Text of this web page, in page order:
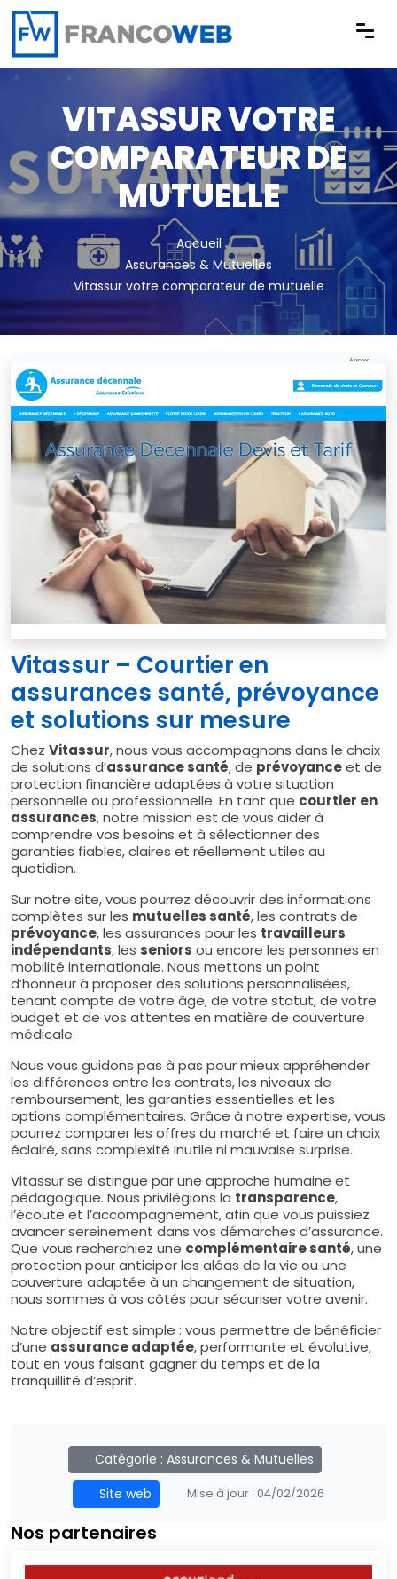
Panneau de gestion des cookies
VITASSUR VOTRE
COMPARATEUR DE
MUTUELLE
Accueil
Assurances & Mutuelles
Vitassur votre comparateur de mutuelle
Vitassur – Courtier en
assurances santé, prévoyance
et solutions sur mesure
Chez Vitassur, nous vous accompagnons dans le choix
de solutions d’assurance santé, de prévoyanceet de
protection financière adaptées à votre situation
personnelle ou professionnelle. En tant que courtier en
assurances, notre mission est de vous aider à
comprendre vos besoins et à sélectionner des
garanties fiables, claires et réellement utiles au
quotidien.
Sur notre site, vous pourrez découvrir des informations
complètes sur les mutuelles santé, les contrats de
prévoyance, les assurances pour les travailleurs
indépendants, les seniors ou encore les personnes en
mobilité internationale. Nous mettons un point
d’honneur à proposer des solutions personnalisées,
tenant compte de votre âge, de votre statut, de votre
budget et de vos attentes en matière de couverture
médicale.
Nous vous guidons pas à pas pour mieux appréhender
les différences entre les contrats, les niveaux de
remboursement, les garanties essentielles et les
options complémentaires. Grâce à notre expertise, vous
pourrez comparer les offres du marché et faire un choix
éclairé, sans complexité inutile ni mauvaise surprise.
Vitassur se distingue par une approche humaine et
pédagogique. Nous privilégions la transparence,
l’écoute et l’accompagnement, afin que vous puissiez
avancer sereinement dans vos démarches d’assurance.
Que vous recherchiez une complémentaire santé, une
protection pour anticiper les aléas de la vie ou une
couverture adaptée à un changement de situation,
nous sommes à vos côtés pour sécuriser votre avenir.
Notre objectif est simple : vous permettre de bénéficier
d’une assurance adaptée, performante et évolutive,
tout en vous faisant gagner du temps et de la
tranquillité d’esprit.
Catégorie :Assurances & Mutuelles
Site web
Mise à jour : 04/02/2026
Nos partenaires